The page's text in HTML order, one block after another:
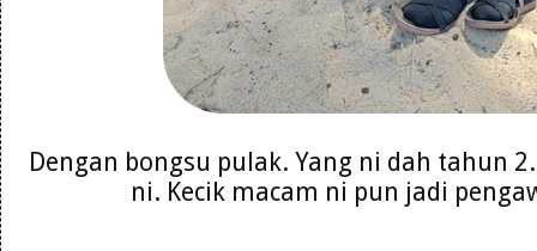
Dengan bongsu pulak. Yang ni dah tahun
ni. Kecik macam ni pun jadi